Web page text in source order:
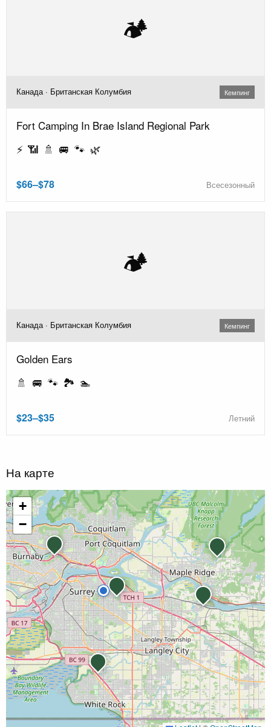
🏕️
Канада · Британская Колумбия Кемпинг
Fort Camping In Brae Island Regional Park
⚡ 📶 🚿 🚐 🐾 🌿
$66–$78 Всесезонный
🏕️
Канада · Британская Колумбия Кемпинг
Golden Ears
🚿 🚐 🐾 🏞️ 🏊
$23–$35 Летний
На карте
+
−